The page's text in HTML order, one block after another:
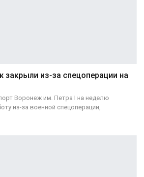
закрыли из-за спецоперации на
Воронеж им. Петра I на неделю
из-за военной спецоперации,